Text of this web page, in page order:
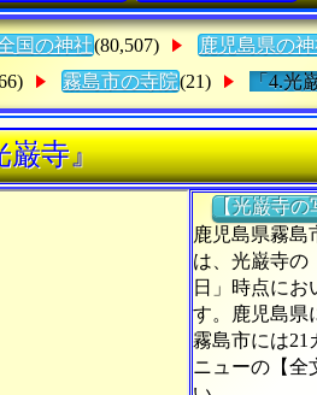
国の神社(80,507) 鹿児島県の
霧島市の寺院(21) 「4.光
巌寺』
【光巌寺の
鹿児島県霧島
は、光巌寺の
日」時点にお
す。鹿児島県
霧島市には21
ニューの【全